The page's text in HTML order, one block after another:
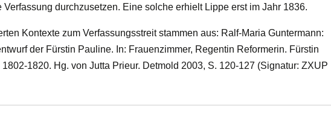
Verfassung durchzusetzen. Eine solche erhielt Lippe erst im Jahr 1836.
Kontexte zum Verfassungsstreit stammen aus: Ralf-Maria Guntermann:
der Fürstin Pauline. In: Frauenzimmer, Regentin Reformerin. Fürstin
1820. Hg. von Jutta Prieur. Detmold 2003, S. 120-127 (Signatur: ZXUP